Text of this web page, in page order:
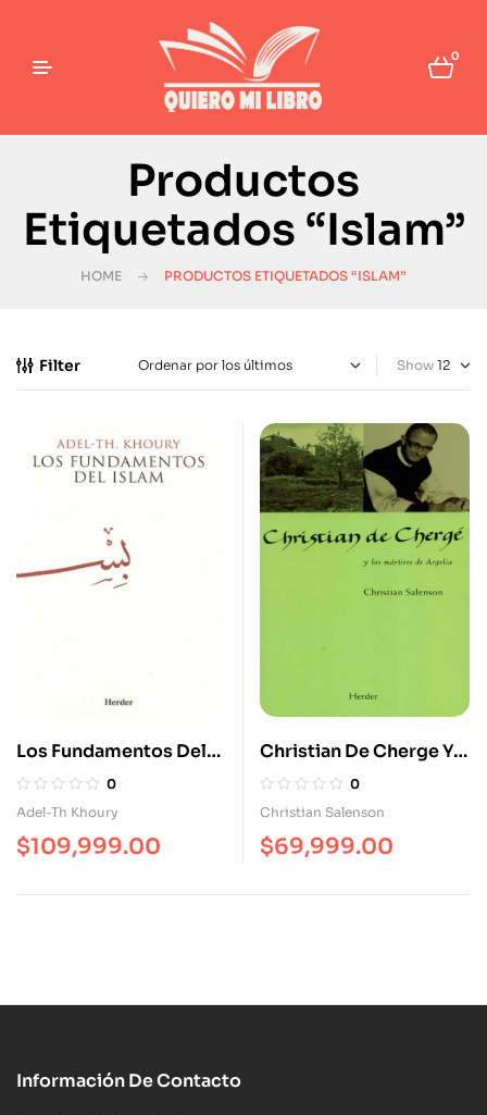
0
Productos
Etiquetados “Islam”
HOME PRODUCTOS ETIQUETADOS “ISLAM”
Filter Show
Los Fundamentos Del
Islam
0
Adel-Th Khoury
$109,999.00
Christian De Cherge Y
Los Mártires De Argelia
0
Christian Salenson
$69,999.00
Información De Contacto